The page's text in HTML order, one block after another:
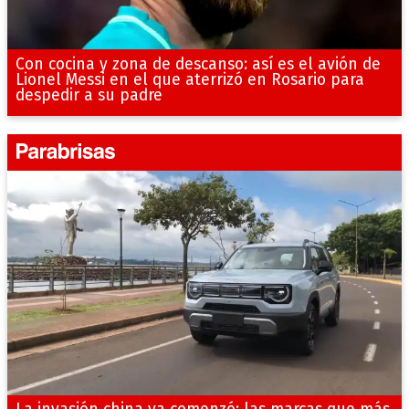
Con cocina y zona de descanso: así es el avión de
Lionel Messi en el que aterrizó en Rosario para
despedir a su padre